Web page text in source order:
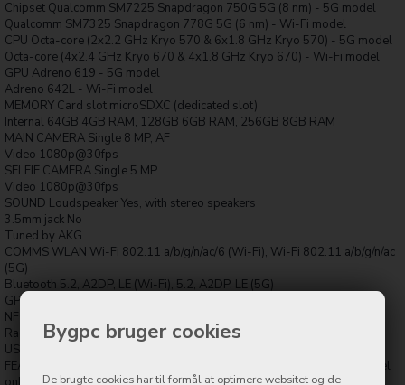
Bygpc bruger cookies
De brugte cookies har til formål at optimere websitet og de
Chipset Qualcomm SM7225 Snapdragon 750G 5G (8 nm) - 5G model
Qualcomm SM7325 Snapdragon 778G 5G (6 nm) - Wi-Fi model
CPU Octa-core (2x2.2 GHz Kryo 570 & 6x1.8 GHz Kryo 570) - 5G model
Octa-core (4x2.4 GHz Kryo 670 & 4x1.8 GHz Kryo 670) - Wi-Fi model
GPU Adreno 619 - 5G model
Adreno 642L - Wi-Fi model
MEMORY Card slot microSDXC (dedicated slot)
Internal 64GB 4GB RAM, 128GB 6GB RAM, 256GB 8GB RAM
MAIN CAMERA Single 8 MP, AF
Video 1080p@30fps
SELFIE CAMERA Single 5 MP
Video 1080p@30fps
SOUND Loudspeaker Yes, with stereo speakers
3.5mm jack No
Tuned by AKG
COMMS WLAN Wi-Fi 802.11 a/b/g/n/ac/6 (Wi-Fi), Wi-Fi 802.11 a/b/g/n/ac
(5G)
Bluetooth 5.2, A2DP, LE (Wi-Fi), 5.2, A2DP, LE (5G)
GPS Yes, with A-GPS, GLONASS, BDS, GALILEO
NFC No
Radio No
USB USB Type-C 3.2, magnetic connector
FEATURES Sensors Accelerometer, proximity, compass, gyro (5G model